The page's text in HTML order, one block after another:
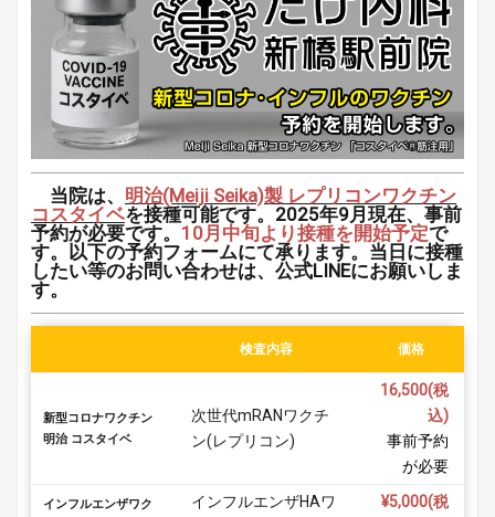
当院は、 明治(Meiji Seika)製 レプリコンワクチン
コスタイベを接種可能です。 2025年9月現在、事前
予約が必要です。 10月中旬より接種を開始予定で
す。以下の予約フォームにて承ります。当日に接種
したい等のお問い合わせは、公式LINEにお願いしま
す。
検査内容 価格
新型コロナワクチン
明治 コスタイベ
次世代mRANワクチ
ン(レプリコン)
16,500(税
込)
事前予約
が必要
インフルエンザワク
インフルエンザHAワ
¥5,000(税